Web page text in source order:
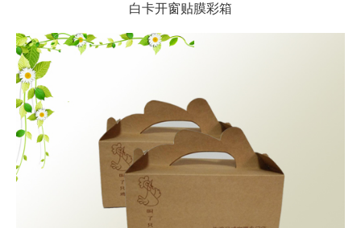
白卡开窗贴膜彩箱